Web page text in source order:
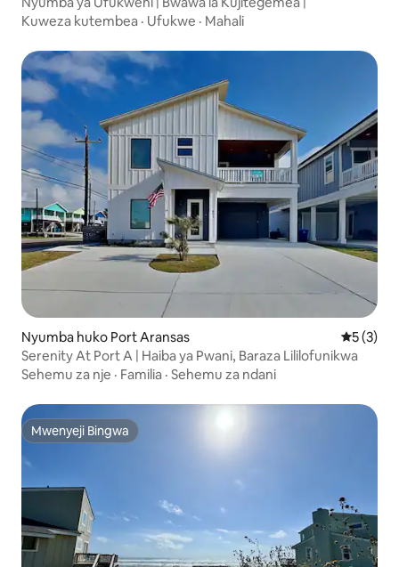
Kuweza kutembea · Ufukwe · Mahali
Nyumba huko Port Aransas
5 (3)
Serenity At Port A | Haiba ya Pwani, Baraza Lililofunikwa
Sehemu za nje · Familia · Sehemu za ndani
Mwenyeji Bingwa
Mwenyeji Bingwa